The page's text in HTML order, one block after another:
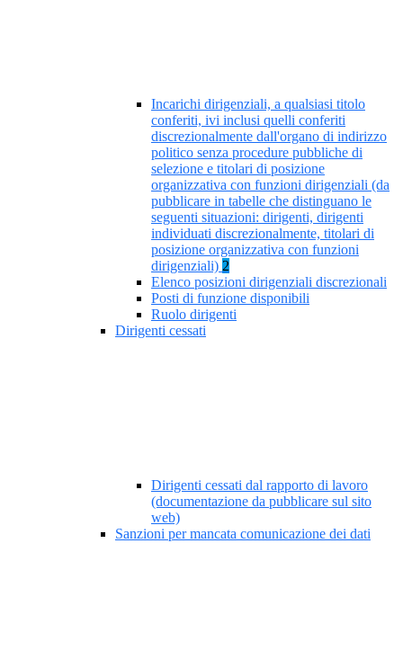
Incarichi dirigenziali, a qualsiasi titolo
conferiti, ivi inclusi quelli conferiti
discrezionalmente dall'organo di indirizzo
politico senza procedure pubbliche di
selezione e titolari di posizione
organizzativa con funzioni dirigenziali (da
pubblicare in tabelle che distinguano le
seguenti situazioni: dirigenti, dirigenti
individuati discrezionalmente, titolari di
posizione organizzativa con funzioni
dirigenziali) 2
Elenco posizioni dirigenziali discrezionali
Posti di funzione disponibili
Ruolo dirigenti
Dirigenti cessati
Dirigenti cessati dal rapporto di lavoro
(documentazione da pubblicare sul sito
web)
Sanzioni per mancata comunicazione dei dati